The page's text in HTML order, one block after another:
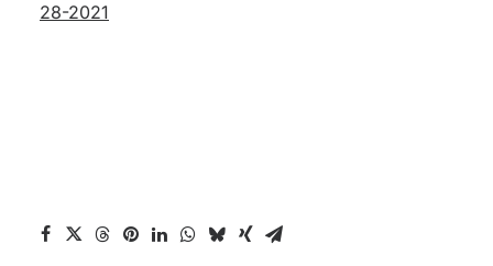
28-2021